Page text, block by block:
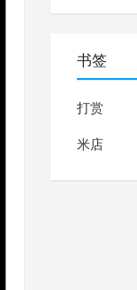
书签
打赏
米店